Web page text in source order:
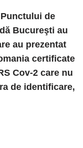
de
Bucureşti au
au prezentat
certificate
Cov-2 care nu
de identificare,